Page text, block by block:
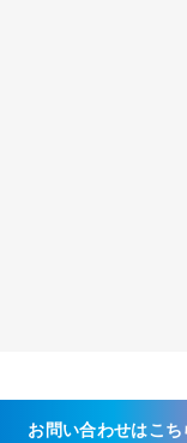
お問い合わせはこち